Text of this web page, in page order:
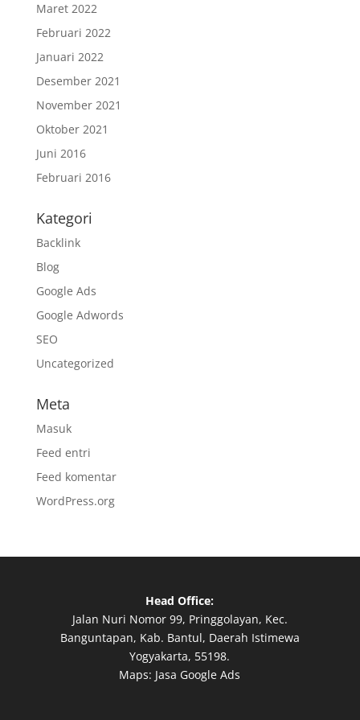
Maret 2022
Februari 2022
Januari 2022
Desember 2021
November 2021
Oktober 2021
Juni 2016
Februari 2016
Kategori
Backlink
Blog
Google Ads
Google Adwords
SEO
Uncategorized
Meta
Masuk
Feed entri
Feed komentar
WordPress.org
Head Office:
Jalan Nuri Nomor 99, Pringgolayan, Kec.
Banguntapan, Kab. Bantul, Daerah Istimewa
Yogyakarta, 55198.
Maps: Jasa Google Ads